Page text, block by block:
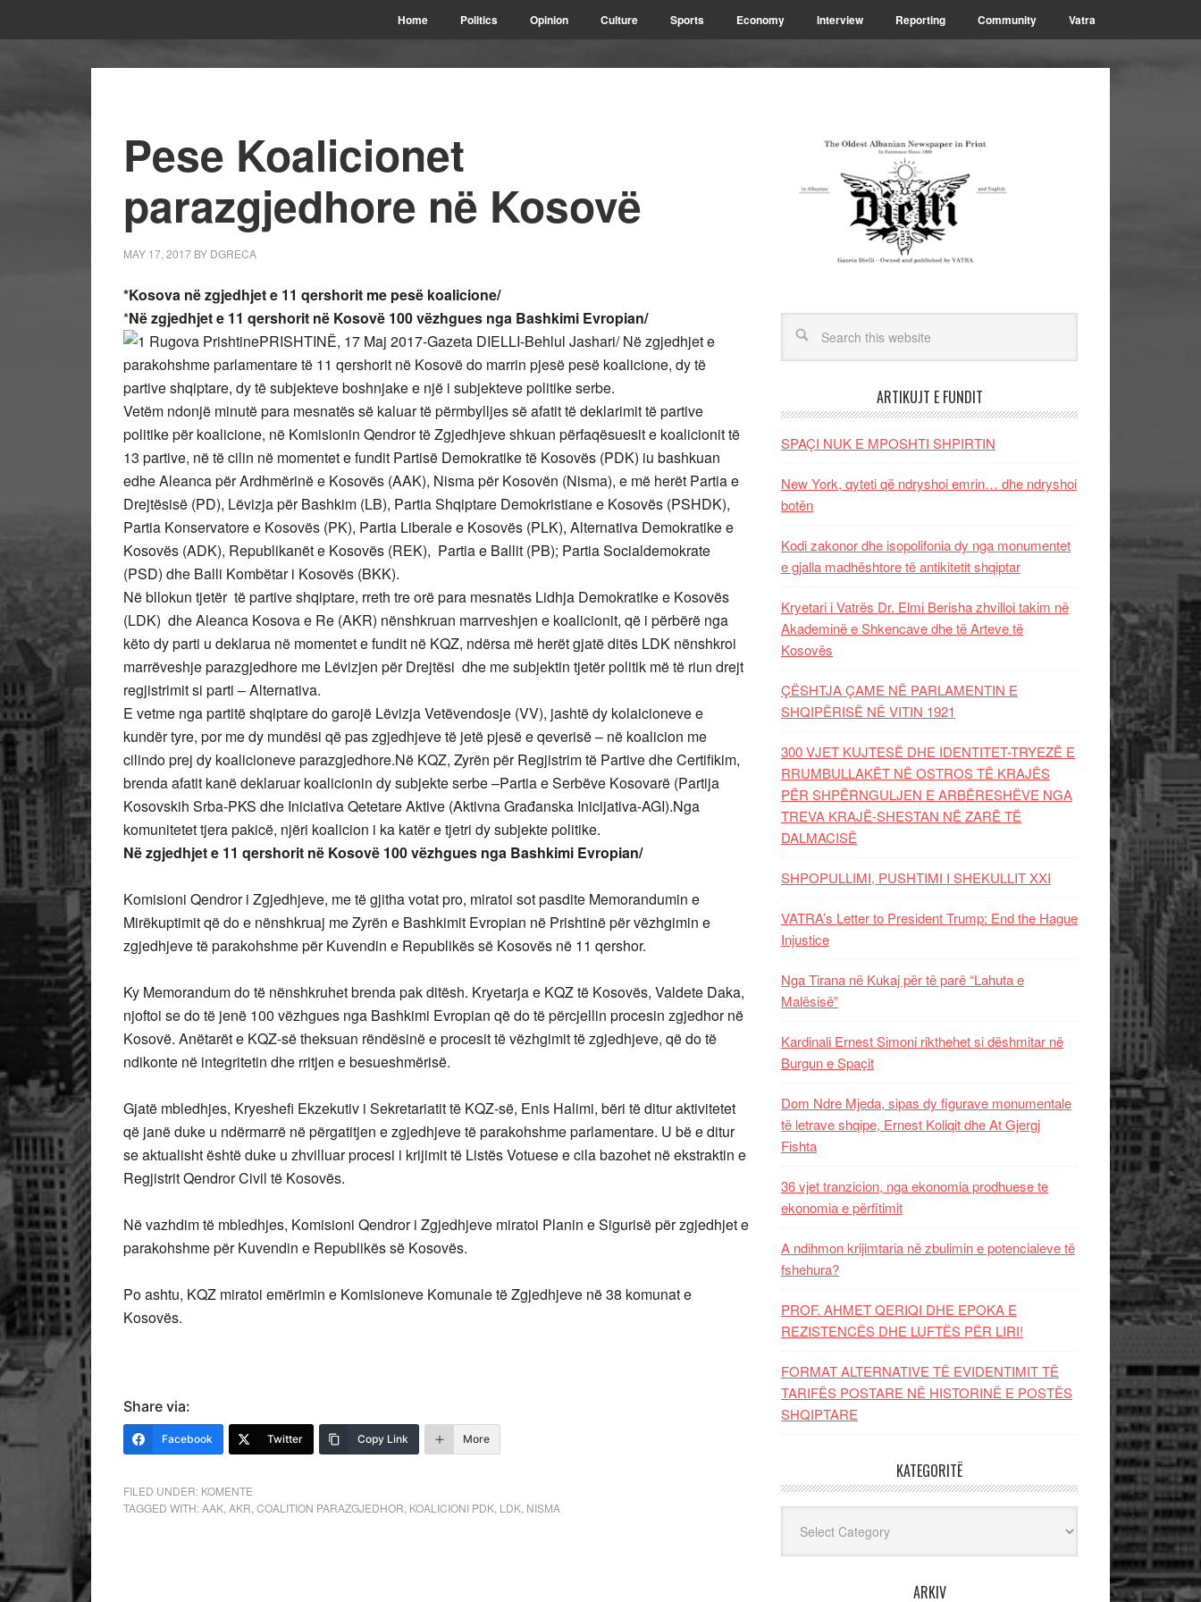
Home Politics Opinion Culture Sports Economy Interview Reporting Community Vatra
Pese Koalicionet
parazgjedhore në Kosovë
MAY 17, 2017 BY DGRECA
*Kosova në zgjedhjet e 11 qershorit me pesë koalicione/
*Në zgjedhjet e 11 qershorit në Kosovë 100 vëzhgues nga Bashkimi Evropian/
PRISHTINË, 17 Maj 2017-Gazeta DIELLI-Behlul Jashari/ Në zgjedhjet e
parakohshme parlamentare të 11 qershorit në Kosovë do marrin pjesë pesë koalicione, dy të
partive shqiptare, dy të subjekteve boshnjake e një i subjekteve politike serbe.
Vetëm ndonjë minutë para mesnatës së kaluar të përmbylljes së afatit të deklarimit të partive
politike për koalicione, në Komisionin Qendror të Zgjedhjeve shkuan përfaqësuesit e koalicionit të
13 partive, në të cilin në momentet e fundit Partisë Demokratike të Kosovës (PDK) iu bashkuan
edhe Aleanca për Ardhmërinë e Kosovës (AAK), Nisma për Kosovën (Nisma), e më herët Partia e
Drejtësisë (PD), Lëvizja për Bashkim (LB), Partia Shqiptare Demokristiane e Kosovës (PSHDK),
Partia Konservatore e Kosovës (PK), Partia Liberale e Kosovës (PLK), Alternativa Demokratike e
Kosovës (ADK), Republikanët e Kosovës (REK), Partia e Ballit (PB); Partia Socialdemokrate
(PSD) dhe Balli Kombëtar i Kosovës (BKK).
Në bllokun tjetër të partive shqiptare, rreth tre orë para mesnatës Lidhja Demokratike e Kosovës
(LDK) dhe Aleanca Kosova e Re (AKR) nënshkruan marrveshjen e koalicionit, që i përbërë nga
këto dy parti u deklarua në momentet e fundit në KQZ, ndërsa më herët gjatë ditës LDK nënshkroi
marrëveshje parazgjedhore me Lëvizjen për Drejtësi dhe me subjektin tjetër politik më të riun drejt
regjistrimit si parti – Alternativa.
E vetme nga partitë shqiptare do garojë Lëvizja Vetëvendosje (VV), jashtë dy kolaicioneve e
kundër tyre, por me dy mundësi që pas zgjedhjeve të jetë pjesë e qeverisë – në koalicion me
cilindo prej dy koalicioneve parazgjedhore.Në KQZ, Zyrën për Regjistrim të Partive dhe Certifikim,
brenda afatit kanë deklaruar koalicionin dy subjekte serbe –Partia e Serbëve Kosovarë (Partija
Kosovskih Srba-PKS dhe Iniciativa Qetetare Aktive (Aktivna Građanska Inicijativa-AGI).Nga
komunitetet tjera pakicë, njëri koalicion i ka katër e tjetri dy subjekte politike.
Në zgjedhjet e 11 qershorit në Kosovë 100 vëzhgues nga Bashkimi Evropian/
Komisioni Qendror i Zgjedhjeve, me të gjitha votat pro, miratoi sot pasdite Memorandumin e
Mirëkuptimit që do e nënshkruaj me Zyrën e Bashkimit Evropian në Prishtinë për vëzhgimin e
zgjedhjeve të parakohshme për Kuvendin e Republikës së Kosovës në 11 qershor.
Ky Memorandum do të nënshkruhet brenda pak ditësh. Kryetarja e KQZ të Kosovës, Valdete Daka,
njoftoi se do të jenë 100 vëzhgues nga Bashkimi Evropian që do të përcjellin procesin zgjedhor në
Kosovë. Anëtarët e KQZ-së theksuan rëndësinë e procesit të vëzhgimit të zgjedhjeve, që do të
ndikonte në integritetin dhe rritjen e besueshmërisë.
Gjatë mbledhjes, Kryeshefi Ekzekutiv i Sekretariatit të KQZ-së, Enis Halimi, bëri të ditur aktivitetet
që janë duke u ndërmarrë në përgatitjen e zgjedhjeve të parakohshme parlamentare. U bë e ditur
se aktualisht është duke u zhvilluar procesi i krijimit të Listës Votuese e cila bazohet në ekstraktin e
Regjistrit Qendror Civil të Kosovës.
Në vazhdim të mbledhjes, Komisioni Qendror i Zgjedhjeve miratoi Planin e Sigurisë për zgjedhjet e
parakohshme për Kuvendin e Republikës së Kosovës.
Po ashtu, KQZ miratoi emërimin e Komisioneve Komunale të Zgjedhjeve në 38 komunat e
Kosovës.
Share via:
Facebook Twitter Copy Link More
FILED UNDER: KOMENTE
TAGGED WITH:AAK AKR COALITION PARAZGJEDHOR KOALICIONI PDK LDK NISMA
ARTIKUJT E FUNDIT
SPAÇI NUK E MPOSHTI SHPIRTIN
New York, qyteti që ndryshoi emrin… dhe ndryshoi
botën
Kodi zakonor dhe isopolifonia dy nga monumentet
e gjalla madhështore të antikitetit shqiptar
Kryetari i Vatrës Dr. Elmi Berisha zhvilloi takim në
Akademinë e Shkencave dhe të Arteve të
Kosovës
ÇËSHTJA ÇAME NË PARLAMENTIN E
SHQIPËRISË NË VITIN 1921
300 VJET KUJTESË DHE IDENTITET-TRYEZË E
RRUMBULLAKËT NË OSTROS TË KRAJËS
PËR SHPËRNGULJEN E ARBËRESHËVE NGA
TREVA KRAJË-SHESTAN NË ZARË TË
DALMACISË
SHPOPULLIMI, PUSHTIMI I SHEKULLIT XXI
VATRA’s Letter to President Trump: End the Hague
Injustice
Nga Tirana në Kukaj për të parë “Lahuta e
Malësisë”
Kardinali Ernest Simoni rikthehet si dëshmitar në
Burgun e Spaçit
Dom Ndre Mjeda, sipas dy figurave monumentale
të letrave shqipe, Ernest Koliqit dhe At Gjergj
Fishta
36 vjet tranzicion, nga ekonomia prodhuese te
ekonomia e përfitimit
A ndihmon krijimtaria në zbulimin e potencialeve të
fshehura?
PROF. AHMET QERIQI DHE EPOKA E
REZISTENCЁS DHE LUFTЁS PЁR LIRI!
FORMAT ALTERNATIVE TË EVIDENTIMIT TË
TARIFËS POSTARE NË HISTORINË E POSTËS
SHQIPTARE
KATEGORITË
ARKIV